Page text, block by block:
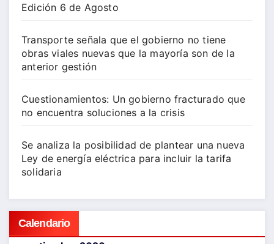
Edición 6 de Agosto
Transporte señala que el gobierno no tiene
obras viales nuevas que la mayoría son de la
anterior gestión
Cuestionamientos: Un gobierno fracturado que
no encuentra soluciones a la crisis
Se analiza la posibilidad de plantear una nueva
Ley de energía eléctrica para incluir la tarifa
solidaria
Calendario